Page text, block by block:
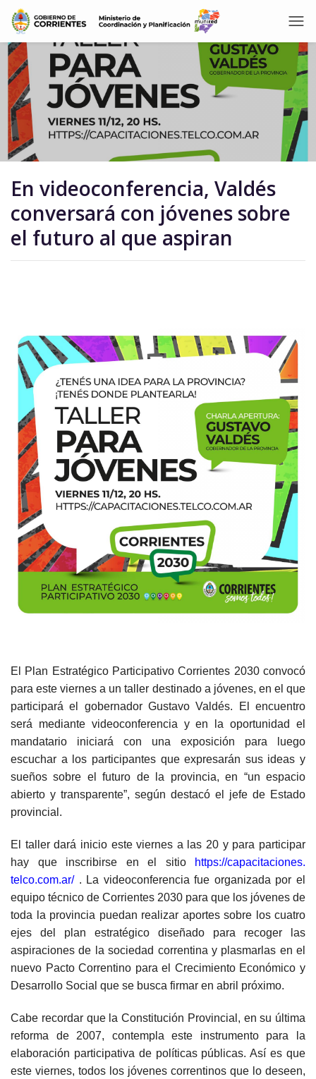
En videoconferencia, Valdés
conversará con jóvenes sobre
el futuro al que aspiran
El Plan Estratégico Participativo Corrientes 2030 convocó
para este viernes a un taller destinado a jóvenes, en el que
participará el gobernador Gustavo Valdés. El encuentro
será mediante videoconferencia y en la oportunidad el
mandatario iniciará con una exposición para luego
escuchar a los participantes que expresarán sus ideas y
sueños sobre el futuro de la provincia, en “un espacio
abierto y transparente”, según destacó el jefe de Estado
provincial.
El taller dará inicio este viernes a las 20 y para participar
hay que inscribirse en el sitio
https://capacitaciones.
telco.com.ar/. La videoconferencia fue organizada por el
equipo técnico de Corrientes 2030 para que los jóvenes de
toda la provincia puedan realizar aportes sobre los cuatro
ejes del plan estratégico diseñado para recoger las
aspiraciones de la sociedad correntina y plasmarlas en el
nuevo Pacto Correntino para el Crecimiento Económico y
Desarrollo Social que se busca firmar en abril próximo.
Cabe recordar que la Constitución Provincial, en su última
reforma de 2007, contempla este instrumento para la
elaboración participativa de políticas públicas. Así es que
este viernes, todos los jóvenes correntinos que lo deseen,